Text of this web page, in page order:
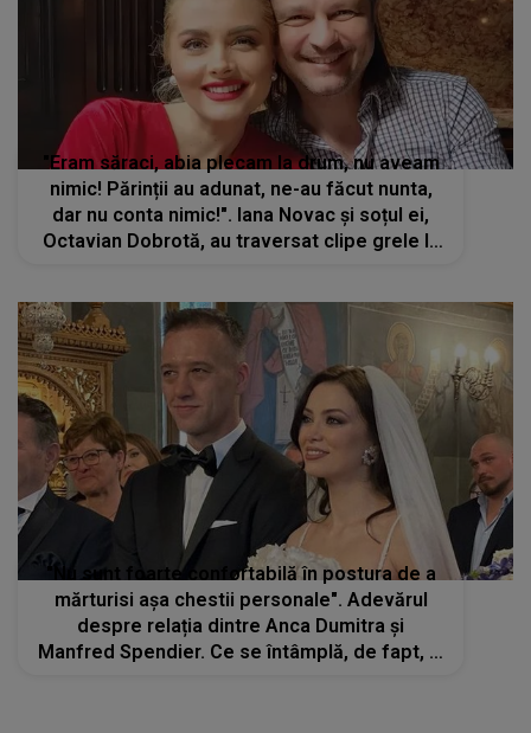
"Eram săraci, abia plecam la drum, nu aveam
nimic! Părinții au adunat, ne-au făcut nunta,
dar nu conta nimic!". Iana Novac și soțul ei,
Octavian Dobrotă, au traversat clipe grele la
"Nu sunt foarte confortabilă în postura de a
mărturisi așa chestii personale". Adevărul
despre relația dintre Anca Dumitra și
Manfred Spendier. Ce se întâmplă, de fapt, în